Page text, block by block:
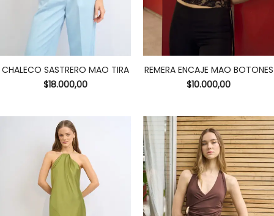
CHALECO SASTRERO MAO TIRA
$18.000,00
REMERA ENCAJE MAO BOTONES
$10.000,00